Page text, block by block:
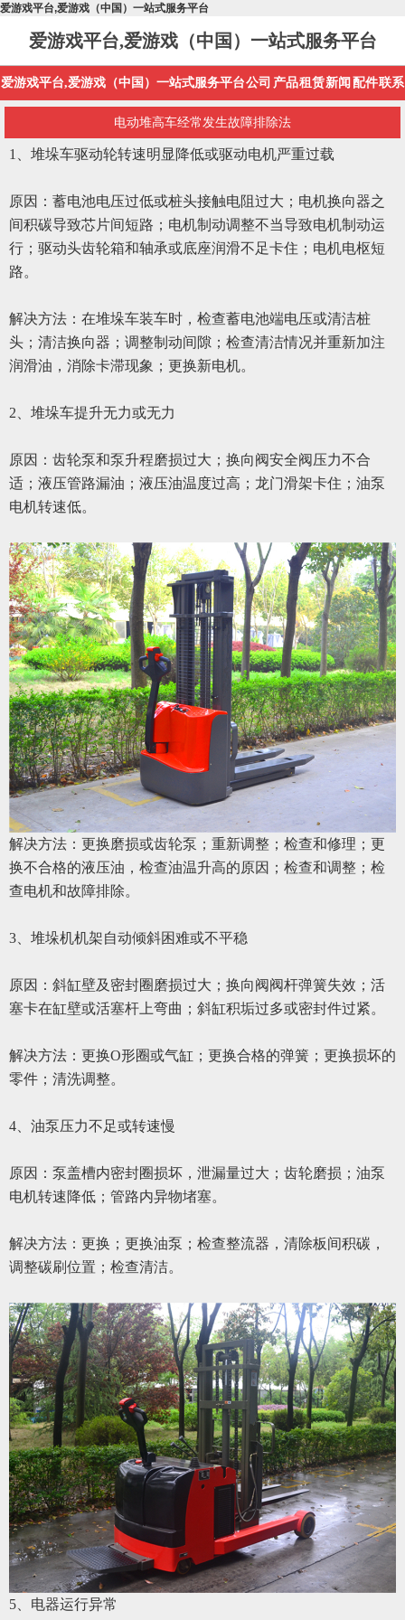
爱游戏平台,爱游戏（中国）一站式服务平台
爱游戏平台,爱游戏（中国）一站式服务平台
爱游戏平台,爱游戏（中国）一站式服务平台公司 产品租赁新闻 配件联系
电动堆高车经常发生故障排除法
1 堆垛车驱动轮转速明显降低或驱动电机严重过载
原因：蓄电池电压过低或桩头接触电阻过大；电机换向器之
间积碳导致芯片间短路；电机制动调整不当导致电机制动运
行；驱动头齿轮箱和轴承或底座润滑不足卡住；电机电枢短
路。
解决方法：在堆垛车装车时，检查蓄电池端电压或清洁桩
头；清洁换向器；调整制动间隙；检查清洁情况并重新加注
润滑油，消除卡滞现象；更换新电机。
2 堆垛车提升无力或无力
原因：齿轮泵和泵升程磨损过大；换向阀安全阀压力不合
适；液压管路漏油；液压油温度过高；龙门滑架卡住；油泵
电机转速低。
解决方法：更换磨损或齿轮泵；重新调整；检查和修理；更
换不合格的液压油，检查油温升高的原因；检查和调整；检
查电机和故障排除。
3 堆垛机机架自动倾斜困难或不平稳
原因：斜缸壁及密封圈磨损过大；换向阀阀杆弹簧失效；活
塞卡在缸壁或活塞杆上弯曲；斜缸积垢过多或密封件过紧。
解决方法：更换O形圈或气缸；更换合格的弹簧；更换损坏的
零件；清洗调整。
4 油泵压力不足或转速慢
原因：泵盖槽内密封圈损坏，泄漏量过大；齿轮磨损；油泵
电机转速降低；管路内异物堵塞。
解决方法：更换；更换油泵；检查整流器，清除板间积碳，
调整碳刷位置；检查清洁。
5 电器运行异常